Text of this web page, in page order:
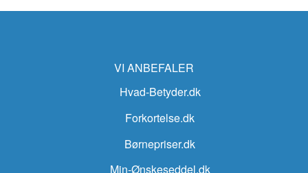
VI ANBEFALER
Hvad-Betyder.dk
Forkortelse.dk
Børnepriser.dk
Min-Ønskeseddel.dk